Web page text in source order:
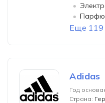
Еще 119
Adidas
Год
Страна: